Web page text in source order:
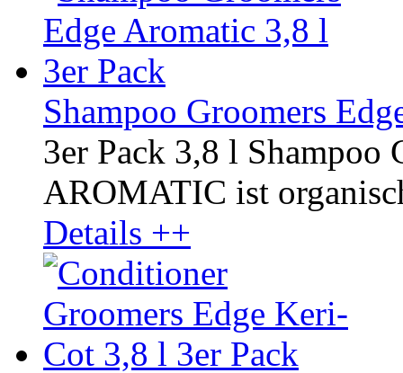
Shampoo Groomers
3er Pack 3,8 l Shampoo
AROMATIC ist
Details ++